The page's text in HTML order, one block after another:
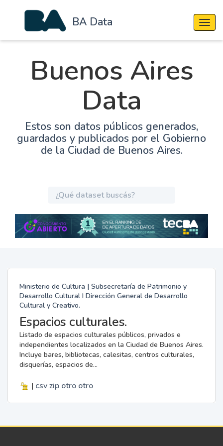
BA Data
Buenos Aires
Data
Estos son datos públicos generados,
guardados y publicados por el Gobierno
de la Ciudad de Buenos Aires.
Ministerio de Cultura | Subsecretaría de Patrimonio y
Desarrollo Cultural I Dirección General de Desarrollo
Cultural y Creativo.
Espacios culturales.
Listado de espacios culturales públicos, privados e
independientes localizados en la Ciudad de Buenos Aires.
Incluye bares, bibliotecas, calesitas, centros culturales,
disquerías, espacios de...
| csv zip otro otro